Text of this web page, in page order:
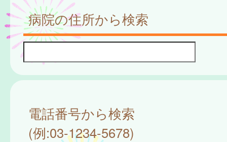
病院の住所から検索
電話番号から検索
(例:03-1234-5678)